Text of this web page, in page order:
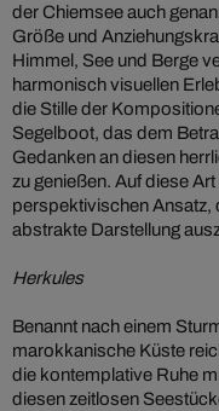
der Chiemsee auch
Größe und
Himmel, See und Berge
harmonisch visuellen
die Stille der
Segelboot, das dem
Gedanken an diesen
zu genießen. Auf diese
perspektivischen Ansatz,
abstrakte Darstellung
Herkules
Benannt nach einem
marokkanische Küste
die kontemplative Ruhe
diesen zeitlosen